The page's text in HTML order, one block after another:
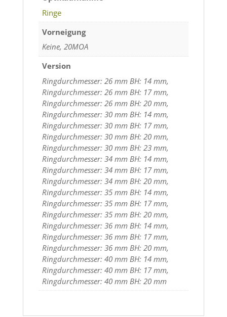
Ringe
Vorneigung
Keine, 20MOA
Version
Ringdurchmesser: 26 mm BH: 14 mm,
Ringdurchmesser: 26 mm BH: 17 mm,
Ringdurchmesser: 26 mm BH: 20 mm,
Ringdurchmesser: 30 mm BH: 14 mm,
Ringdurchmesser: 30 mm BH: 17 mm,
Ringdurchmesser: 30 mm BH: 20 mm,
Ringdurchmesser: 30 mm BH: 23 mm,
Ringdurchmesser: 34 mm BH: 14 mm,
Ringdurchmesser: 34 mm BH: 17 mm,
Ringdurchmesser: 34 mm BH: 20 mm,
Ringdurchmesser: 35 mm BH: 14 mm,
Ringdurchmesser: 35 mm BH: 17 mm,
Ringdurchmesser: 35 mm BH: 20 mm,
Ringdurchmesser: 36 mm BH: 14 mm,
Ringdurchmesser: 36 mm BH: 17 mm,
Ringdurchmesser: 36 mm BH: 20 mm,
Ringdurchmesser: 40 mm BH: 14 mm,
Ringdurchmesser: 40 mm BH: 17 mm,
Ringdurchmesser: 40 mm BH: 20 mm